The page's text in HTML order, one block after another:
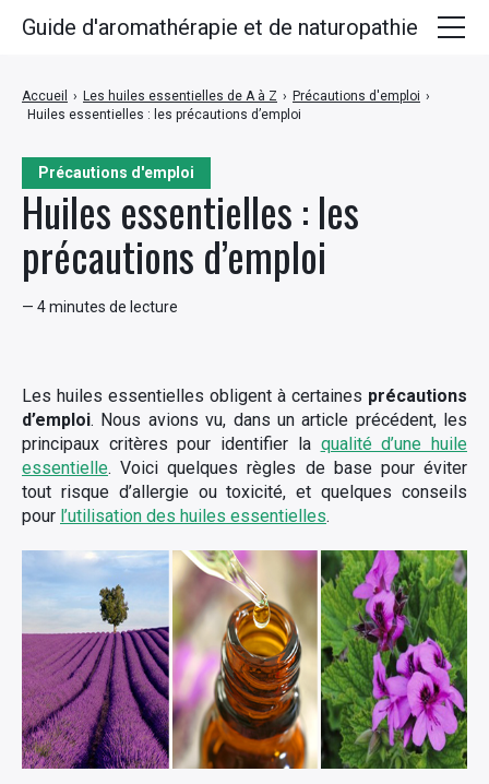
Précautions d'emploi
Huiles essentielles : les
précautions d’emploi
— 4 minutes de lecture
Accueil › Les huiles essentielles de A à Z › Précautions d'emploi ›
Huiles essentielles : les précautions d’emploi
Les huiles essentielles obligent à certaines précautions
d’emploi. Nous avions vu, dans un article précédent, les
principaux critères pour identifier la qualité d’une huile
essentielle. Voici quelques règles de base pour éviter
tout risque d’allergie ou toxicité, et quelques conseils
pour l’utilisation des huiles essentielles.
Guide d'aromathérapie et de naturopathie
Plantes médicinales
Huiles végétales
Hydrolats
Recettes